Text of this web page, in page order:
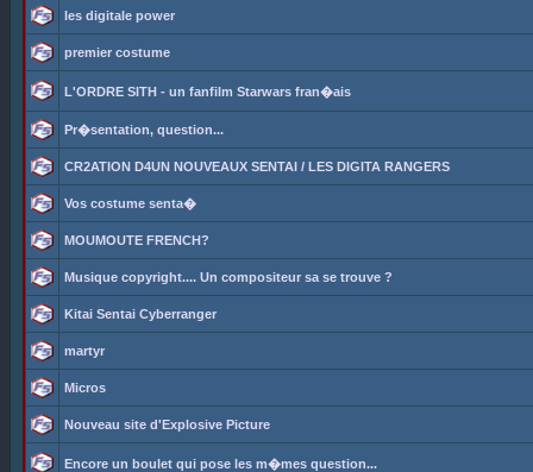
les digitale power
premier costume
L'ORDRE SITH - un fanfilm Starwars fran�ais
Pr�sentation, question...
CR2ATION D4UN NOUVEAUX SENTAI / LES DIGITA RANGERS
Vos costume senta�
MOUMOUTE FRENCH?
Musique copyright.... Un compositeur sa se trouve ?
Kitai Sentai Cyberranger
martyr
Micros
Nouveau site d'Explosive Picture
Encore un boulet qui pose les m�mes question...